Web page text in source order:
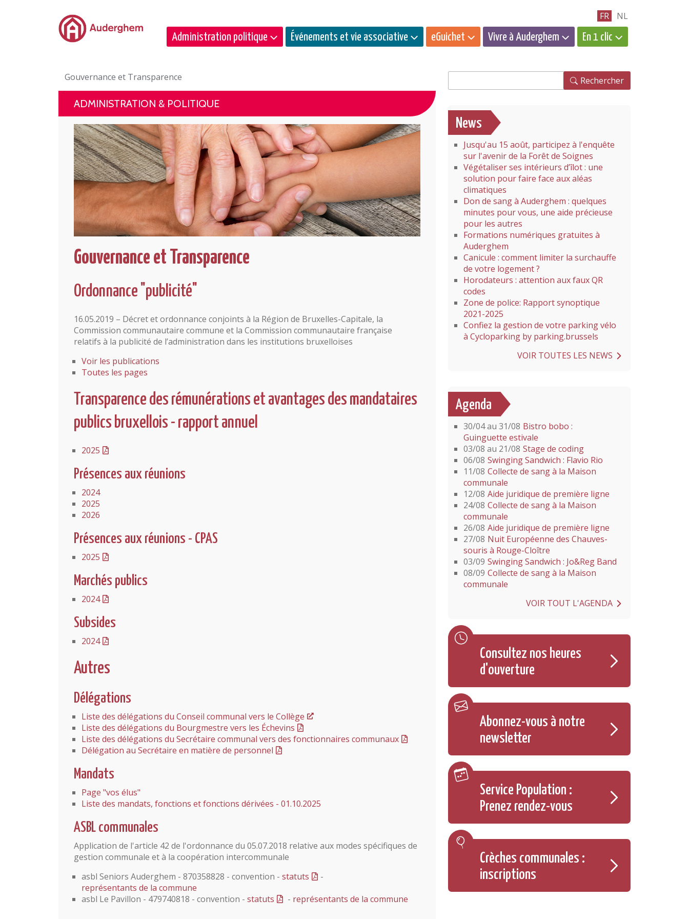
Passer au contenu principal FR NL
Administration politique Événements et vie associative eGuichet Vivre à Auderghem En 1 clic
Gouvernance et Transparence
ADMINISTRATION & POLITIQUE
Gouvernance et Transparence
Ordonnance "publicité"
16.05.2019 – Décret et ordonnance conjoints à la Région de Bruxelles-Capitale, la
Commission communautaire commune et la Commission communautaire française
relatifs à la publicité de l’administration dans les institutions bruxelloises
Voir les publications
Toutes les pages
Transparence des rémunérations et avantages des mandataires
publics bruxellois - rapport annuel
2025
Présences aux réunions
2024
2025
2026
Présences aux réunions - CPAS
2025
Marchés publics
2024
Subsides
2024
Autres
Délégations
Liste des délégations du Conseil communal vers le Collège
Liste des délégations du Bourgmestre vers les Échevins
Liste des délégations du Secrétaire communal vers des fonctionnaires communaux
Délégation au Secrétaire en matière de personnel
Mandats
Page "vos élus"
Liste des mandats, fonctions et fonctions dérivées - 01.10.2025
ASBL communales
Application de l'article 42 de l'ordonnance du 05.07.2018 relative aux modes spécifiques de
gestion communale et à la coopération intercommunale
asbl Seniors Auderghem - 870358828 - convention - statuts
-
représentants de la commune
asbl Le Pavillon - 479740818 - convention - statuts - représentants de la commune
Rechercher
News
Jusqu'au 15 août, participez à l'enquête
sur l'avenir de la Forêt de Soignes
Végétaliser ses intérieurs d’îlot : une
solution pour faire face aux aléas
climatiques
Don de sang à Auderghem : quelques
minutes pour vous, une aide précieuse
pour les autres
Formations numériques gratuites à
Auderghem
Canicule : comment limiter la surchauffe
de votre logement ?
Horodateurs : attention aux faux QR
codes
Zone de police: Rapport synoptique
2021-2025
Confiez la gestion de votre parking vélo
à Cycloparking by parking.brussels
VOIR TOUTES LES NEWS
Agenda
30/04 au 31/08 Bistro bobo :
Guinguette estivale
03/08 au 21/08 Stage de coding
06/08 Swinging Sandwich : Flavio Rio
11/08 Collecte de sang à la Maison
communale
12/08 Aide juridique de première ligne
24/08 Collecte de sang à la Maison
communale
26/08 Aide juridique de première ligne
27/08 Nuit Européenne des Chauves-
souris à Rouge-Cloître
03/09 Swinging Sandwich : Jo&Reg Band
08/09 Collecte de sang à la Maison
communale
VOIR TOUT L'AGENDA
Consultez nos heures
d'ouverture
Abonnez-vous à notre
newsletter
Service Population :
Prenez rendez-vous
Crèches communales :
inscriptions